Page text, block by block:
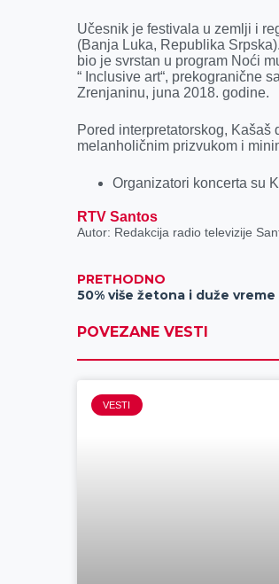
Učesnik je festivala u zemlji i
(Banja Luka, Republika
bio je svrstan u program Noći
“ Inclusive art“, prekogranične
Zrenjaninu, juna 2018. godine.
Pored interpretatorskog,
melanholičnim prizvukom i
Organizatori koncerta su
RTV Santos
Autor: Redakcija radio televizije
PRETHODNO
POVEZANE VESTI
VESTI